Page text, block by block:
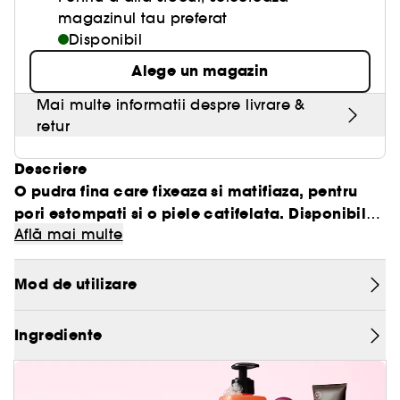
magazinul tau preferat
Disponibil
Alege un magazin
Mai multe informatii despre livrare &
retur
Descriere
O pudra fina care fixeaza si matifiaza, pentru
pori estompati si o piele catifelata. Disponibila
in 3 nuante pastelate, neutralizeaza zonele terne
pentru un ten proaspat si luminos.
- Textura: fina si matasoasa.
- Finisaj: mat.
O pudra de fixare care matifiaza si netezeste
Află mai multe
Mod de utilizare
Ingrediente